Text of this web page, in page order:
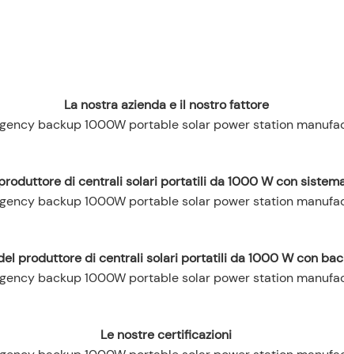
La nostra azienda e il nostro fattore
di centrali solari portatili da 1000 W con
produttore di centrali solari portatili da 1000 W con
Le nostre certificazioni